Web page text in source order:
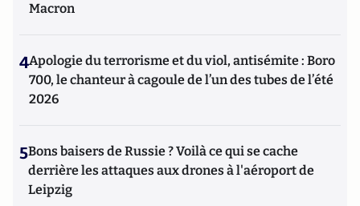
Macron
4Apologie du terrorisme et du viol, antisémite : Boro
700, le chanteur à cagoule de l’un des tubes de l’été
2026
5Bons baisers de Russie ? Voilà ce qui se cache
derrière les attaques aux drones à l'aéroport de
Leipzig